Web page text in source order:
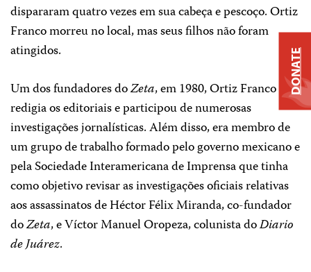
dispararam quatro vezes em sua cabeça e pescoço. Ortiz
Franco morreu no local, mas seus filhos não foram
atingidos.
Um dos fundadores doZeta, em 1980, Ortiz Franco
redigia os editoriais e participou de numerosas
investigações jornalísticas. Além disso, era membro de
um grupo de trabalho formado pelo governo mexicano e
pela Sociedade Interamericana de Imprensa que tinha
como objetivo revisar as investigações oficiais relativas
aos assassinatos de Héctor Félix Miranda, co-fundador
doZeta, e Víctor Manuel Oropeza, colunista doDiario
de Juárez.
DONATE